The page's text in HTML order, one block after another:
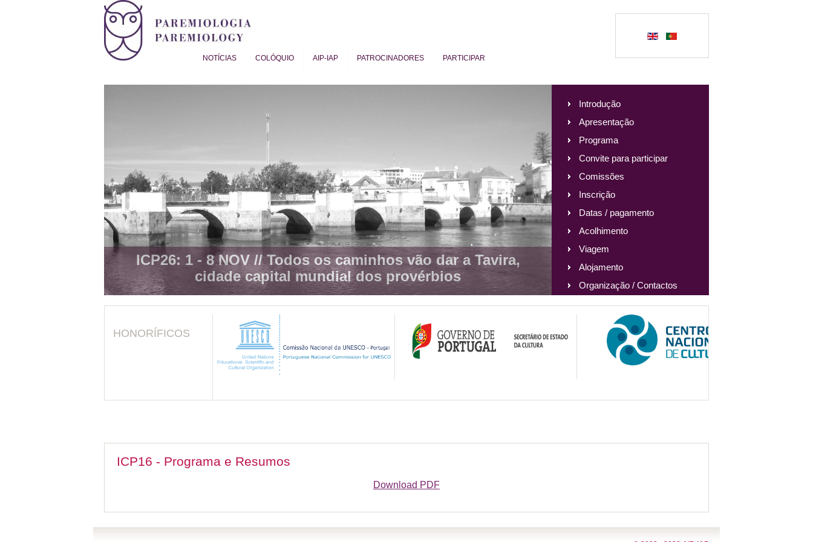
NOTÍCIAS COLÓQUIO AIP-IAP PATROCINADORES PARTICIPAR
ICP26: 1 - 8 NOV //Todos os caminhos vão dar a Tavira,
cidade capital mundial dos provérbios
Introdução
Apresentação
Programa
Convite para participar
Comissões
Inscrição
Datas / pagamento
Acolhimento
Viagem
Alojamento
Organização / Contactos
HONORÍFICOS
ICP16 - Programa e Resumos
Download PDF